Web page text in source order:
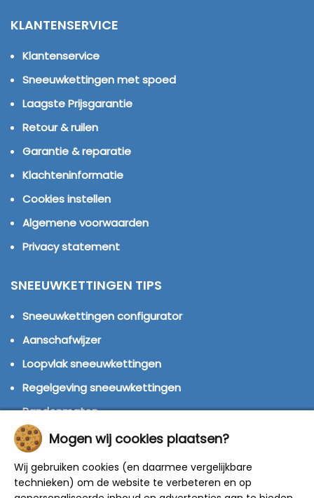
KLANTENSERVICE
Klantenservice
Sneeuwkettingen met spoed
Laagste Prijsgarantie
Retour & ruilen
Garantie & reparatie
Klachteninformatie
Cookies instellen
Algemene voorwaarden
Privacy statement
SNEEUWKETTINGEN TIPS
Sneeuwkettingen configurator
Aanschafwijzer
Loopvlak sneeuwkettingen
Regelgeving sneeuwkettingen
Bandenmaten
Montage handleidingen
Winterbanden
Mogen wij cookies plaatsen?
Wij gebruiken cookies (en daarmee vergelijkbare
technieken) om de website te verbeteren en op